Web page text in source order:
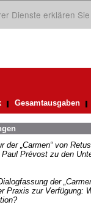
Dienste erklären
Gesamtausgaben
der „Carmen“ von
Prévost zu den
der
Praxis zur Verfügung: